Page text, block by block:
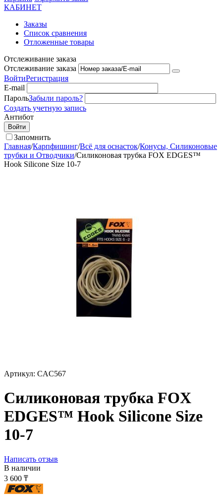
КАБИНЕТ
Заказы
Список сравнения
Отложенные товары
Отслеживание заказа
Отслеживание заказа
ВойтиРегистрация
E-mail
ПарольЗабыли пароль?
Создать учетную запись
Антибот
Войти
Запомнить
Главная/Карпфишинг/Всё для оснасток/Конусы, Силиконовые
трубки и Отводчики/Силиконовая трубка FOX EDGES™
Hook Silicone Size 10-7
Артикул: CAC567
Силиконовая трубка FOX
EDGES™ Hook Silicone Size
10-7
Написать отзыв
В наличии
3 600 ₸